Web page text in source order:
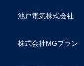
池戸電気株式会社
株式会社MGプラン